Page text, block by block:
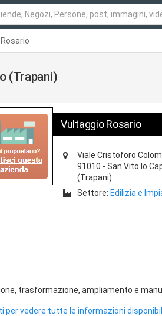
(Trapani)
Vultaggio Rosario
Viale Cristoforo
91010 - San Vito lo
(Trapani)
Settore: Edilizia e
trasformazione, ampliamento e
per vedere tutte le informazioni